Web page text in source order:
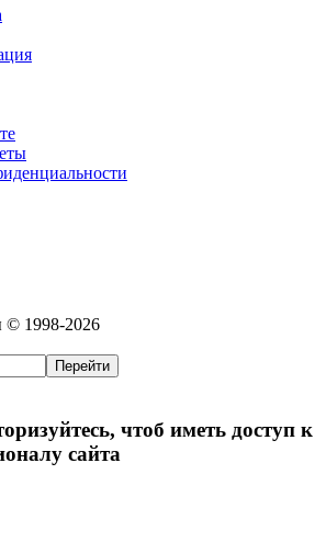
© 1998-2026
чтоб иметь доступ к
сайта